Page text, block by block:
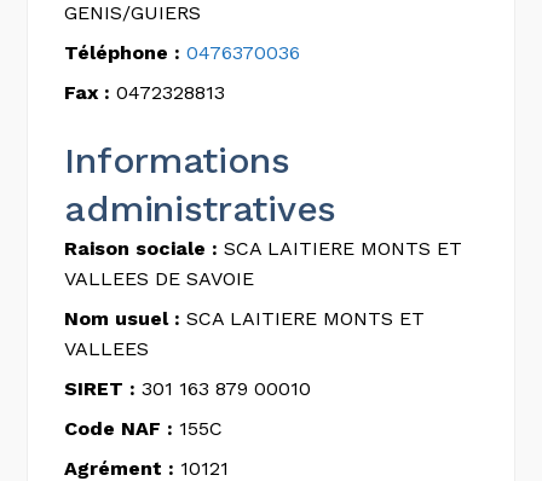
GENIS/GUIERS
Téléphone : 0476370036
Fax : 0472328813
Informations
administratives
Raison sociale : SCA LAITIERE MONTS ET
VALLEES DE SAVOIE
Nom usuel : SCA LAITIERE MONTS ET
VALLEES
SIRET : 301 163 879 00010
Code NAF : 155C
Agrément : 10121